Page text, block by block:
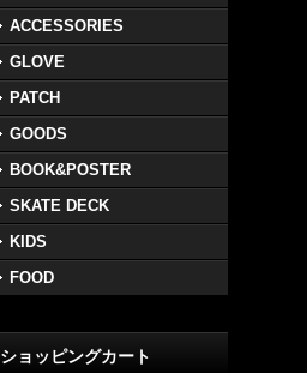
ACCESSORIES
GLOVE
PATCH
GOODS
BOOK&POSTER
SKATE DECK
KIDS
FOOD
ショッピングカート